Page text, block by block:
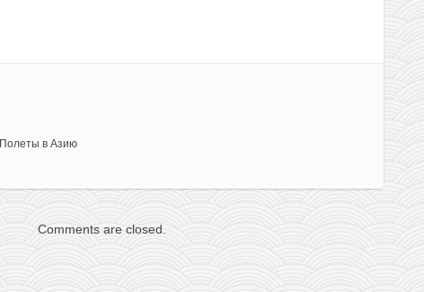
Полеты в Азию
Comments are closed.